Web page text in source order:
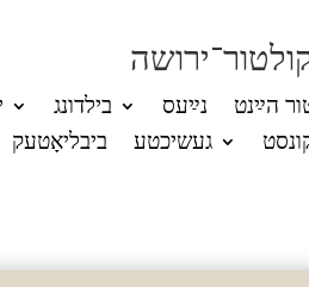
הײַנט נײַעס בילדונג
געשיכטע ביבליאָטעק